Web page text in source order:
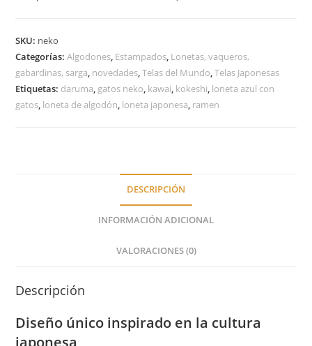
SKU: neko
Categorías:Algodones, Estampados, Lonetas, vaqueros,
gabardinas, sarga, novedades,Telas del Mundo,Telas Japonesas
Etiquetas: daruma, gatos neko, kawai, kokeshi, loneta azul con
gatos, loneta de algodón, loneta japonesa, ramen
DESCRIPCIÓN
INFORMACIÓN ADICIONAL
VALORACIONES (0)
Descripción
Diseño único inspirado en la cultura
japonesa